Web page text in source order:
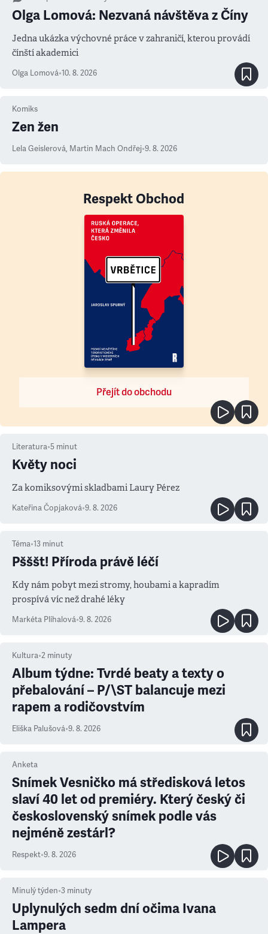
Olga Lomová: Nezvaná návštěva z Číny
Jedna ukázka výchovné práce v zahraničí, kterou provádí
čínští akademici
Olga Lomová•10. 8. 2026
Komiks
Zen žen
Lela Geislerová, Martin Mach Ondřej•9. 8. 2026
Respekt Obchod
Přejít do obchodu
Literatura•5 minut
Květy noci
Za komiksovými skladbami Laury Pérez
Kateřina Čopjaková•9. 8. 2026
Téma•13 minut
Pšššt! Příroda právě léčí
Kdy nám pobyt mezi stromy, houbami a kapradím
prospívá víc než drahé léky
Markéta Plíhalová•9. 8. 2026
Kultura•2 minuty
Album týdne: Tvrdé beaty a texty o
přebalování – P/\ST balancuje mezi
rapem a rodičovstvím
Eliška Palušová•9. 8. 2026
Anketa
Snímek Vesničko má středisková letos
slaví 40 let od premiéry. Který český či
československý snímek podle vás
nejméně zestárl?
Respekt•9. 8. 2026
Minulý týden•3 minuty
Uplynulých sedm dní očima Ivana
Lampera